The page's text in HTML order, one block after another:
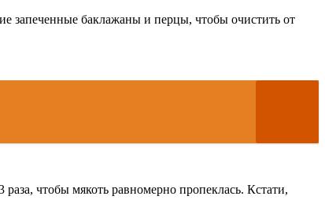
запеченные баклажаны и перцы, чтобы очистить от
чтобы мякоть равномерно пропеклась. Кстати,